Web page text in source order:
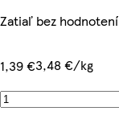
Zatiaľ bez hodnotení
1,39 €3,48 €/kg